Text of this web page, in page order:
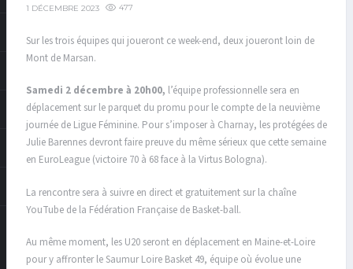
1 DÉCEMBRE 2023 477
Sur les trois équipes qui joueront ce week-end, deux joueront loin de
Mont de Marsan.
Samedi 2 décembre à 20h00, l’équipe professionnelle sera en
déplacement sur le parquet du promu pour le compte de la neuvième
journée de Ligue Féminine. Pour s’imposer à Charnay, les protégées de
Julie Barennes devront faire preuve du même sérieux que cette semaine
en EuroLeague (victoire 70 à 68 face à la Virtus Bologna).
La rencontre sera à suivre en direct et gratuitement sur la chaîne
YouTube de la Fédération Française de Basket-ball.
Au même moment, les U20 seront en déplacement en Maine-et-Loire
pour y affronter le Saumur Loire Basket 49, équipe où évolue une